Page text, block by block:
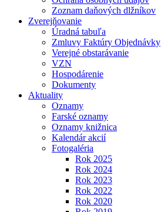
Zoznam daňových dlžníkov
Zverejňovanie
Úradná tabuľa
Zmluvy Faktúry Objednávky
Verejné obstarávanie
VZN
Hospodárenie
Dokumenty
Aktuality
Oznamy
Farské oznamy
Oznamy knižnica
Kalendár akcií
Fotogaléria
Rok 2025
Rok 2024
Rok 2023
Rok 2022
Rok 2020